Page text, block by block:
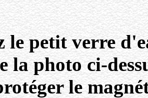
le petit verre
la photo ci-
le